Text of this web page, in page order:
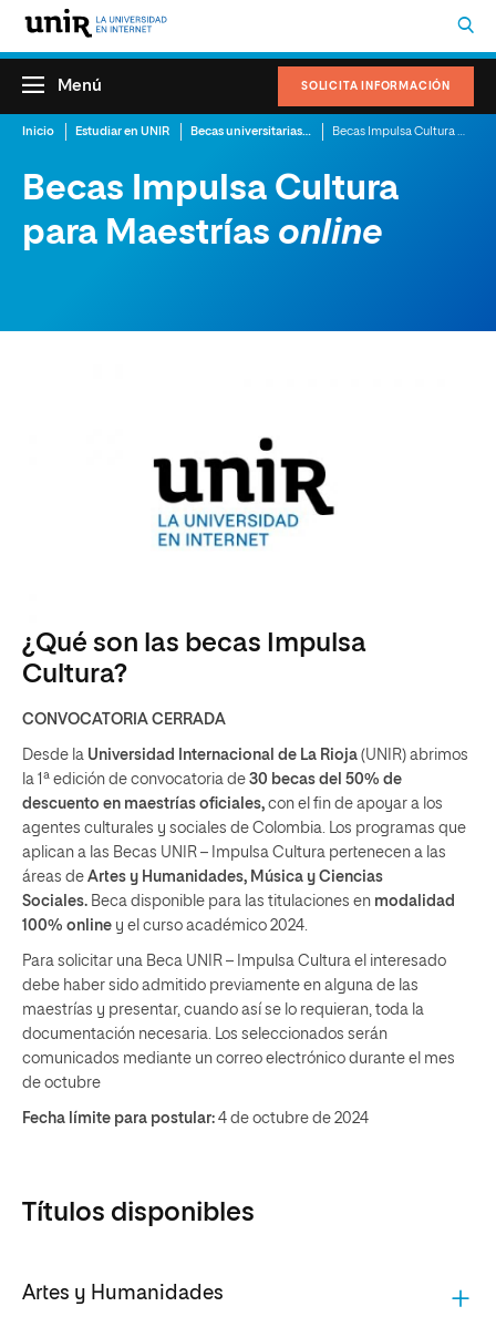
SOLICITA INFORMACIÓN
Menú
Inicio Estudiar en UNIR Becas universitarias y ayudas
Becas Impulsa Cultura
para Maestrías online
¿Qué son las becas Impulsa
Cultura?
CONVOCATORIA CERRADA
Desde la Universidad Internacional de La Rioja (UNIR) abrimos
la 1ª edición de convocatoria de 30 becas del 50% de
descuento en maestrías oficiales, con el fin de apoyar a los
agentes culturales y sociales de Colombia. Los programas que
aplican a las Becas UNIR – Impulsa Cultura pertenecen a las
áreas de Artes y Humanidades, Música y Ciencias
Sociales. Beca disponible para las titulaciones en modalidad
100% online y el curso académico 2024.
Para solicitar una Beca UNIR – Impulsa Cultura el interesado
debe haber sido admitido previamente en alguna de las
maestrías y presentar, cuando así se lo requieran, toda la
documentación necesaria. Los seleccionados serán
comunicados mediante un correo electrónico durante el mes
de octubre
Fecha límite para postular: 4 de octubre de 2024
Títulos disponibles
Artes y Humanidades